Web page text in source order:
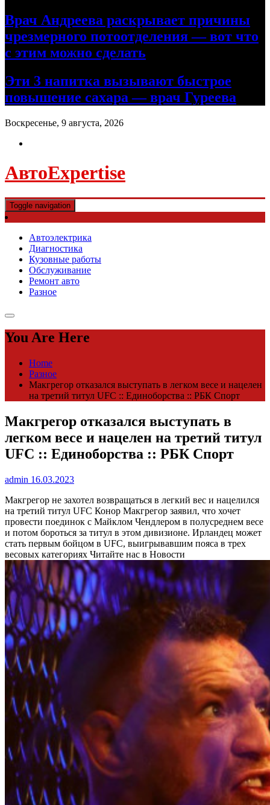
Врач Андреева раскрывает причины
чрезмерного потоотделения — вот что
с этим можно сделать
Эти 3 напитка вызывают быстрое
повышение сахара — врач Гуреева
Воскресенье, 9 августа, 2026
АвтоExpertise
Toggle navigation
Автоэлектрика
Диагностика
Кузовные работы
Обслуживание
Ремонт авто
Разное
You Are Here
Home
Разное
Макгрегор отказался выступать в легком весе и нацелен
на третий титул UFC :: Единоборства :: РБК Спорт
Макгрегор отказался выступать в
легком весе и нацелен на третий титул
UFC :: Единоборства :: РБК Спорт
admin 16.03.2023
Макгрегор не захотел возвращаться в легкий вес и нацелился
на третий титул UFC Конор Макгрегор заявил, что хочет
провести поединок с Майклом Чендлером в полусреднем весе
и потом бороться за титул в этом дивизионе. Ирландец может
стать первым бойцом в UFC, выигрывавшим пояса в трех
весовых категориях Читайте нас в Новости